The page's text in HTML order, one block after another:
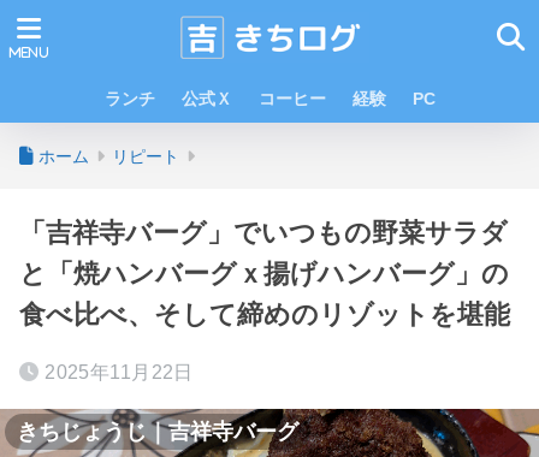
ランチ 公式Ｘ コーヒー 経験 PC
ホーム リピート
「吉祥寺バーグ」でいつもの野菜サラダ
と「焼ハンバーグｘ揚げハンバーグ」の
食べ比べ、そして締めのリゾットを堪能
2025年11月22日
きちじょうじ｜吉祥寺バーグ